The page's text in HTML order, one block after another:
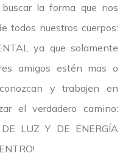
la forma que nos
todos nuestros cuerpos:
ya que solamente
amigos estén mas o
y trabajen en
el verdadero camino:
DE LUZ Y DE ENERGÍA